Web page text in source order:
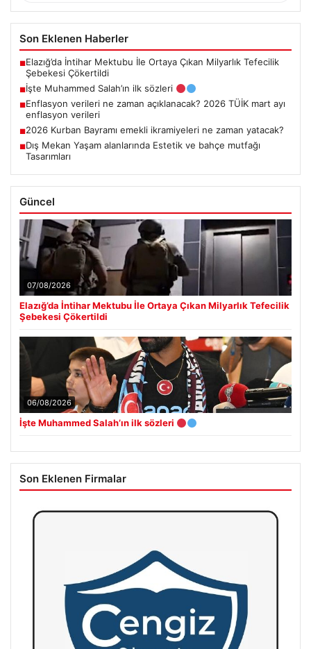
Son Eklenen Haberler
■Elazığ’da İntihar Mektubu İle Ortaya Çıkan Milyarlık Tefecilik
Şebekesi Çökertildi
■İşte Muhammed Salah’ın ilk sözleri
■Enflasyon verileri ne zaman açıklanacak? 2026 TÜİK mart ayı
enflasyon verileri
■2026 Kurban Bayramı emekli ikramiyeleri ne zaman yatacak?
■Dış Mekan Yaşam alanlarında Estetik ve bahçe mutfağı
Tasarımları
Güncel
07/08/2026
Elazığ’da İntihar Mektubu İle Ortaya Çıkan Milyarlık Tefecilik
Şebekesi Çökertildi
06/08/2026
İşte Muhammed Salah’ın ilk sözleri
Son Eklenen Firmalar